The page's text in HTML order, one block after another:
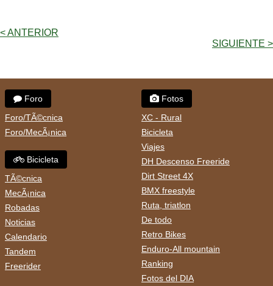
< ANTERIOR
SIGUIENTE >
Foro
Foro/TÃ©cnica
Foro/MecÃ¡nica
Bicicleta
TÃ©cnica
MecÃ¡nica
Robadas
Noticias
Calendario
Tandem
Freerider
Fotos
XC - Rural
Bicicleta
Viajes
DH Descenso Freeride
Dirt Street 4X
BMX freestyle
Ruta, triatlon
De todo
Retro Bikes
Enduro-All mountain
Ranking
Fotos del DIA